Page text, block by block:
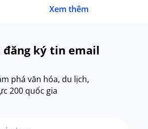
du
lao động, khách du lịch
số điện thoại nội địa
Xem thêm
đăng ký tin email
phá văn hóa, du lịch,
200 quốc gia